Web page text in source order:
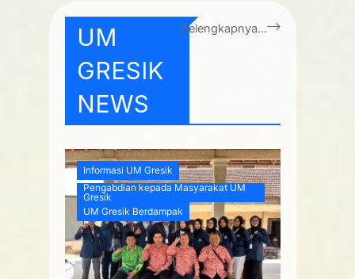
UM
GRESIK
NEWS
Selengkapnya...
Informasi UM Gresik
Pengabdian kepada Masyarakat UM
Gresik
UM Gresik Berdampak